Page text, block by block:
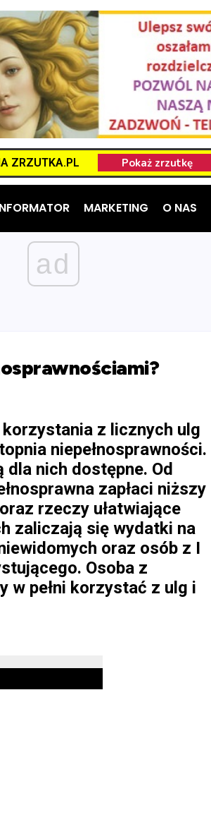
ZRZUTKA.PL
MARKETING O NAS
ad
z licznych ulg
niepełnosprawności.
nich dostępne. Od
zapłaci niższy
rzeczy ułatwiające
zaliczają się wydatki na
oraz osób z I
Osoba z
w pełni korzystać z ulg i